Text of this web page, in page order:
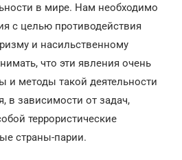
в мире. Нам необходимо
с целью противодействия
и насильственному
что эти явления очень
и методы такой деятельности
в зависимости от задач,
террористические
страны-парии.